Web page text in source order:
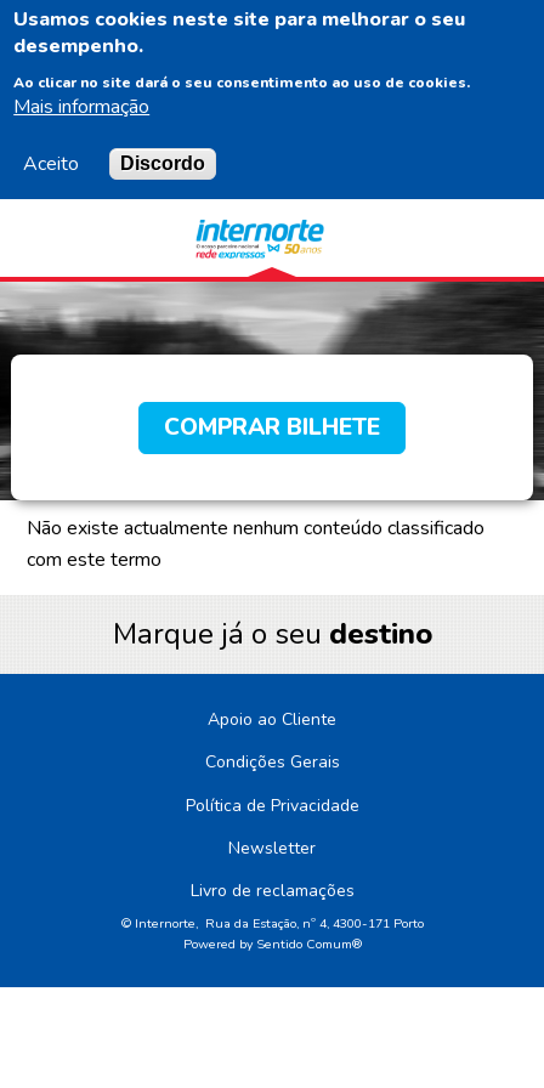
Usamos cookies neste site para melhorar o seu
desempenho.
Ao clicar no site dará o seu consentimento ao uso de cookies.
Mais informação
Aceito Discordo
COMPRAR BILHETE
Não existe actualmente nenhum conteúdo classificado
com este termo
Marque já o seu destino
Apoio ao Cliente
Condições Gerais
Política de Privacidade
Newsletter
Livro de reclamações
© Internorte, Rua da Estação, nº 4, 4300-171 Porto
Powered by Sentido Comum®